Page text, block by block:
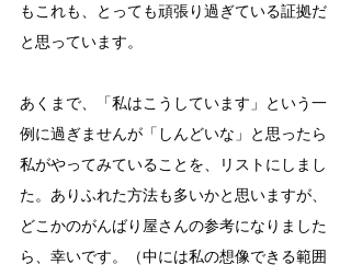
もこれも、とっても頑張り過ぎている証拠だ
と思っています。
あくまで、「私はこうしています」という一
例に過ぎませんが「しんどいな」と思ったら
私がやってみていることを、リストにしまし
た。ありふれた方法も多いかと思いますが、
どこかのがんばり屋さんの参考になりました
ら、幸いです。（中には私の想像できる範囲